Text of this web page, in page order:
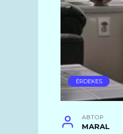
ÉRDEKES
АВТОР
MARAL